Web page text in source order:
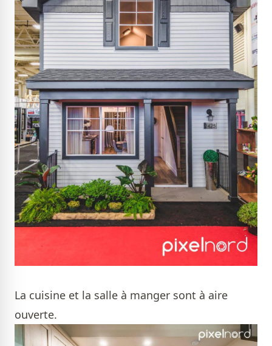
La cuisine et la salle à manger sont à aire
ouverte.